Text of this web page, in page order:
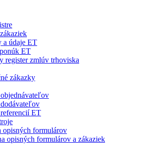
a údaje ET
ET
register zmlúv trhoviska
zákazky
ET
opisných formulárov
opisných formulárov a zákaziek